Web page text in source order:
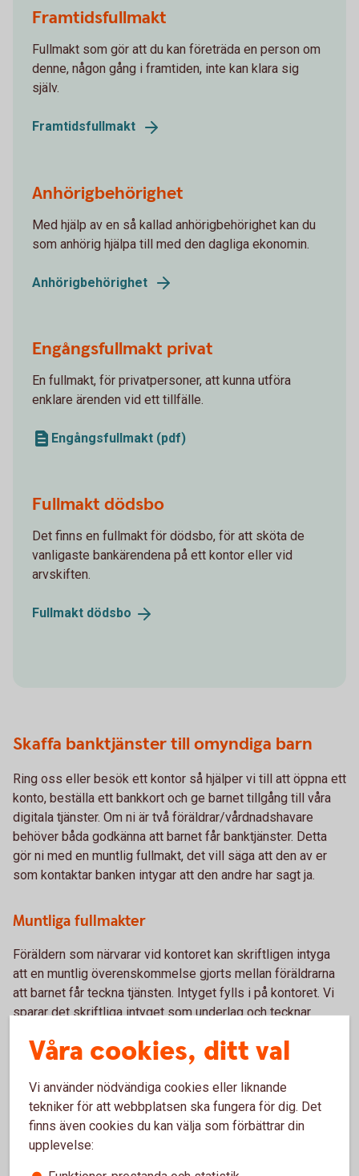
Framtidsfullmakt
Fullmakt som gör att du kan företräda en person om
denne, någon gång i framtiden, inte kan klara sig
själv.
Framtidsfullmakt
Anhörigbehörighet
Med hjälp av en så kallad anhörigbehörighet kan du
som anhörig hjälpa till med den dagliga ekonomin.
Anhörigbehörighet
Engångsfullmakt privat
En fullmakt, för privatpersoner, att kunna utföra
enklare ärenden vid ett tillfälle.
Engångsfullmakt (pdf)
Fullmakt dödsbo
Det finns en fullmakt för dödsbo, för att sköta de
vanligaste bankärendena på ett kontor eller vid
arvskiften.
Fullmakt dödsbo
Skaffa banktjänster till omyndiga barn
Ring oss eller besök ett kontor så hjälper vi till att öppna ett
konto, beställa ett bankkort och ge barnet tillgång till våra
digitala tjänster. Om ni är två föräldrar/vårdnadshavare
behöver båda godkänna att barnet får banktjänster. Detta
gör ni med en muntlig fullmakt, det vill säga att den av er
som kontaktar banken intygar att den andre har sagt ja.
Muntliga fullmakter
Föräldern som närvarar vid kontoret kan skriftligen intyga
att en muntlig överenskommelse gjorts mellan föräldrarna
att barnet får teckna tjänsten. Intyget fylls i på kontoret. Vi
sparar det skriftliga intyget som underlag och tecknar
För att muntlig fullmakt ska gälla vid tecknande av Mobilt
BankID behöver ditt barn följa med till bankkontoret och ha
med sig ID-kort och den mobila enhet där BankID:t ska vara.
Våra cookies, ditt val
Vi använder nödvändiga cookies eller liknande
tekniker för att webbplatsen ska fungera för dig. Det
finns även cookies du kan välja som förbättrar din
upplevelse: